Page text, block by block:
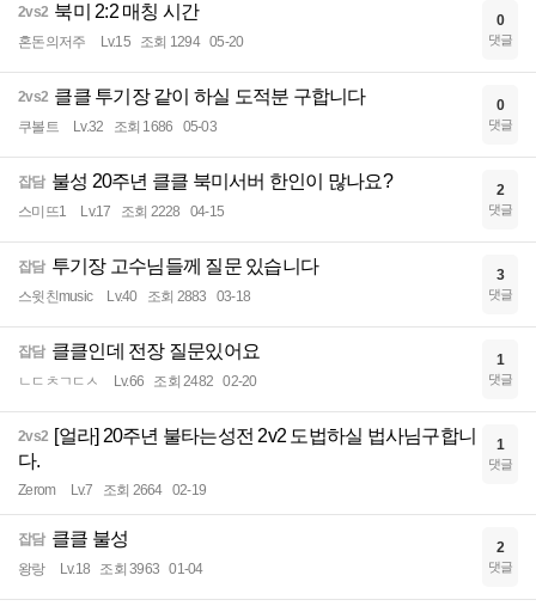
2vs2 북미 2:2 매칭 시간
혼돈의저주 Lv.15 조회 1294 05-20
0
댓글
2vs2 클클 투기장 같이 하실 도적분 구합니다
쿠볼트 Lv.32 조회 1686 05-03
0
댓글
잡담 불성 20주년 클클 북미서버 한인이 많나요?
스미뜨1 Lv.17 조회 2228 04-15
2
댓글
잡담 투기장 고수님들께 질문 있습니다
스윗친music Lv.40 조회 2883 03-18
3
댓글
잡담 클클인데 전장 질문있어요
ㄴㄷㅊㄱㄷㅅ Lv.66 조회 2482 02-20
1
댓글
2vs2 [얼라] 20주년 불타는성전 2v2 도법하실 법사님구합니
다.
Zerom Lv.7 조회 2664 02-19
1
댓글
잡담 클클 불성
왕랑 Lv.18 조회 3963 01-04
2
댓글